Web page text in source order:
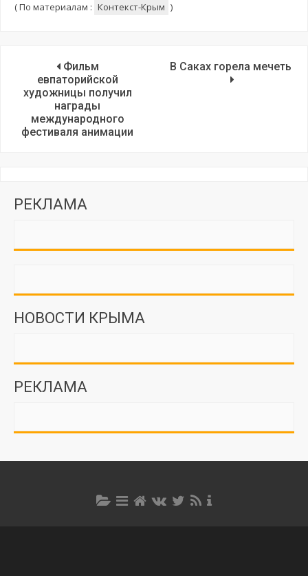
(По материалам : Контекст-Крым )
Фильм
евпаторийской
художницы получил
награды
международного
фестиваля анимации
В Саках горела мечеть
РЕКЛАМА
НОВОСТИ КРЫМА
РЕКЛАМА